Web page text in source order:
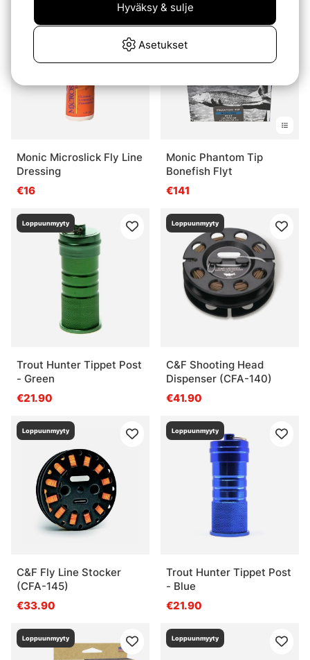
Monic Microslick Fly Line
Dressing
€16
Loppuunmyyty
Monic Phantom Tip
Bonefish Flyt
€141
Loppuunmyyty
Trout Hunter Tippet Post
- Green
€21.90
Loppuunmyyty
C&F Shooting Head
Dispenser (CFA-140)
€41.90
Loppuunmyyty
C&F Fly Line Stocker
(CFA-145)
€33.90
Loppuunmyyty
Trout Hunter Tippet Post
- Blue
€21.90
Loppuunmyyty Loppuunmyyty
Asetukset
Hyväksy & sulje